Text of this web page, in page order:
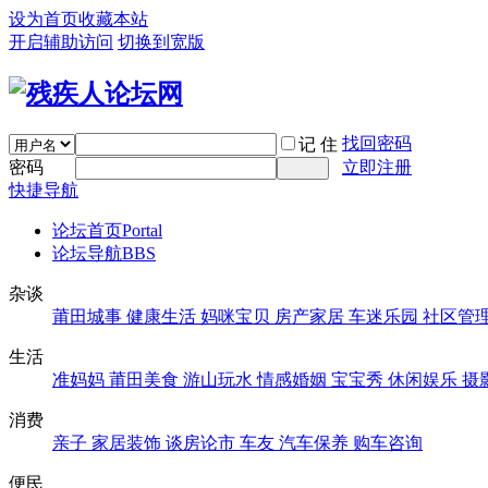
设为首页收藏本站
开启辅助访问 切换到宽版
记 住 找回密码
密码
立即注册
快捷导航
论坛首页Portal
论坛导航BBS
杂谈
莆田城事 健康生活 妈咪宝贝 房产家居 车迷乐园 社区管
生活
准妈妈 莆田美食 游山玩水 情感婚姻 宝宝秀 休闲娱乐 摄
消费
亲子 家居装饰 谈房论市 车友 汽车保养 购车咨询
便民